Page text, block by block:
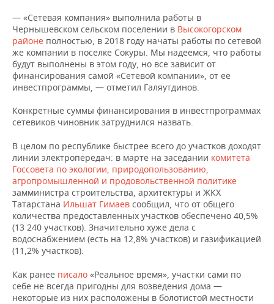
— «Сетевая компания» выполнила работы в
Чернышевском сельском поселении в Высокогорском
районе полностью, в 2018 году начаты работы по сетевой
же компании в поселке Сокуры. Мы надеемся, что работы
будут выполнены в этом году, но все зависит от
финансирования самой «Сетевой компании», от ее
инвестпрограммы, — отметил Галяутдинов.
Конкретные суммы финансирования в инвестпрограммах
сетевиков чиновник затруднился назвать.
В целом по республике быстрее всего до участков доходят
линии электропередач: в марте на заседании комитета
Госсовета по экологии, природопользованию,
агропромышленной и продовольственной политике
замминистра строительства, архитектуры и ЖКХ
Татарстана Ильшат Гимаев сообщил, что от общего
количества предоставленных участков обеспечено 40,5%
(13 240 участков). Значительно хуже дела с
водоснабжением (есть на 12,8% участков) и газификацией
(11,2% участков).
Как ранее писало «Реальное время», участки сами по
себе не всегда пригодны для возведения дома —
некоторые из них расположены в болотистой местности